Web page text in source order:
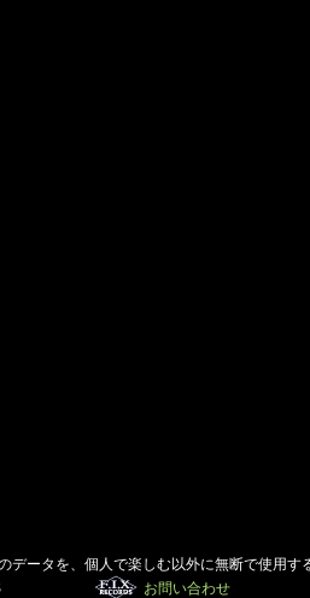
データを、個人で楽しむ以外に無断で使用す
お問い合わせ